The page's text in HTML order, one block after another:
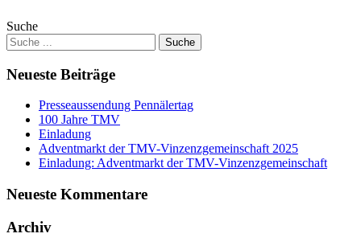
Suche
Neueste Beiträge
Presseaussendung Pennälertag
100 Jahre TMV
Einladung
Adventmarkt der TMV-Vinzenzgemeinschaft 2025
Einladung: Adventmarkt der TMV-Vinzenzgemeinschaft
Neueste Kommentare
Archiv